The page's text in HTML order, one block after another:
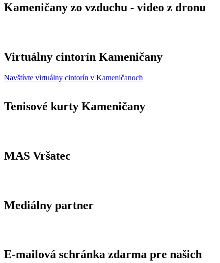
Kameničany zo vzduchu - video z dronu
Virtuálny cintorín Kameničany
Navštívte virtuálny cintorín v Kameničanoch
Tenisové kurty Kameničany
MAS Vršatec
Mediálny partner
E-mailová schránka zdarma pre našich